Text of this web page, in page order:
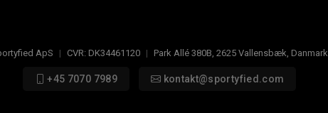
ApS | CVR: DK34461120 | Park Allé 380B, 2625 Vallensbæk, Danmark
+45 7070 7989 kontakt@sportyfied.com